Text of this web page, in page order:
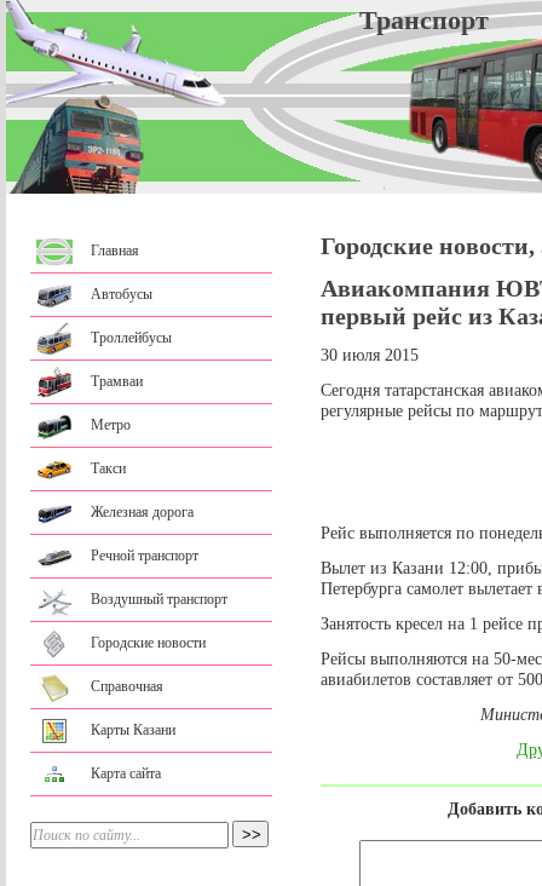
Главная
Автобусы
Троллейбусы
Трамваи
Метро
Такси
Железная дорога
Речной транспорт
Воздушный транспорт
Городские новости
Справочная
Карты Казани
Карта сайта
Городские
Авиакомпания
первый рейс из
30 июля 2015
Сегодня татарстанская
регулярные рейсы по
Рейс выполняется по
Вылет из Казани 12:00,
Петербурга самолет
Занятость кресел на 1 рейсе
Рейсы выполняются на 50-
авиабилетов составляет от
Добавить